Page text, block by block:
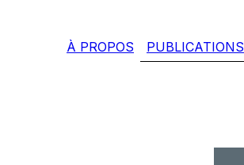
À PROPOS PUBLICATIONS